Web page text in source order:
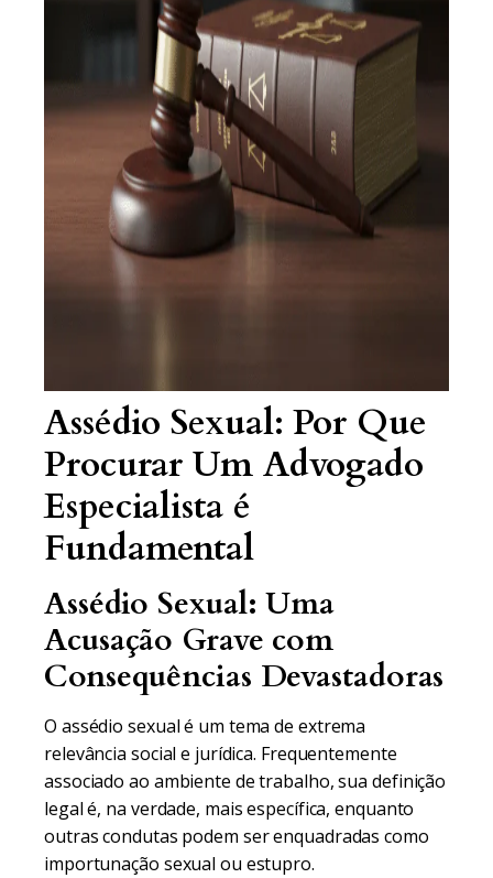
Assédio Sexual: Por Que
Procurar Um Advogado
Especialista é
Fundamental
Assédio Sexual: Uma
Acusação Grave com
Consequências Devastadoras
O assédio sexual é um tema de extrema
relevância social e jurídica. Frequentemente
associado ao ambiente de trabalho, sua definição
legal é, na verdade, mais específica, enquanto
outras condutas podem ser enquadradas como
importunação sexual ou estupro.